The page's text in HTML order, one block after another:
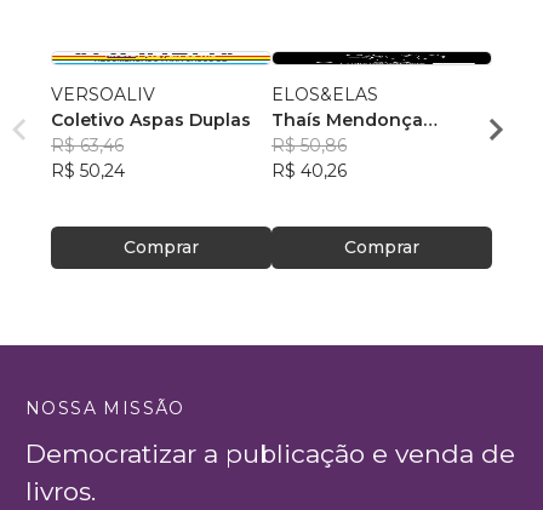
VERSOALIV
Coletivo Aspas Duplas
R$ 63,46
R$ 50,24
Comprar
ELOS&ELAS
Thaís Mendonça
Resende
R$ 50,86
R$ 40,26
Comprar
R$
NOSSA MISSÃO
Democratizar a publicação e venda de
livros.